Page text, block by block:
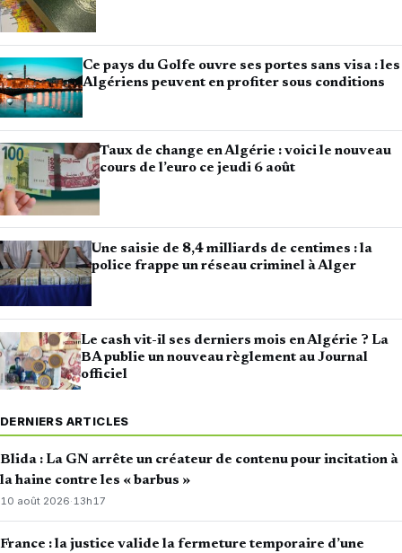
Ce pays du Golfe ouvre ses portes sans visa : les
Algériens peuvent en profiter sous conditions
Taux de change en Algérie : voici le nouveau
cours de l’euro ce jeudi 6 août
Une saisie de 8,4 milliards de centimes : la
police frappe un réseau criminel à Alger
Le cash vit-il ses derniers mois en Algérie ? La
BA publie un nouveau règlement au Journal
officiel
DERNIERS ARTICLES
Blida : La GN arrête un créateur de contenu pour incitation à
la haine contre les « barbus »
10 août 2026· 13h17
France : la justice valide la fermeture temporaire d’une